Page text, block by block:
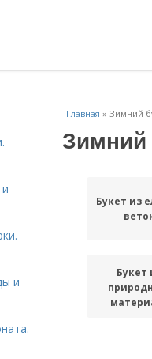
Главная » Зимний
Зимний
Букет из
Букет
и